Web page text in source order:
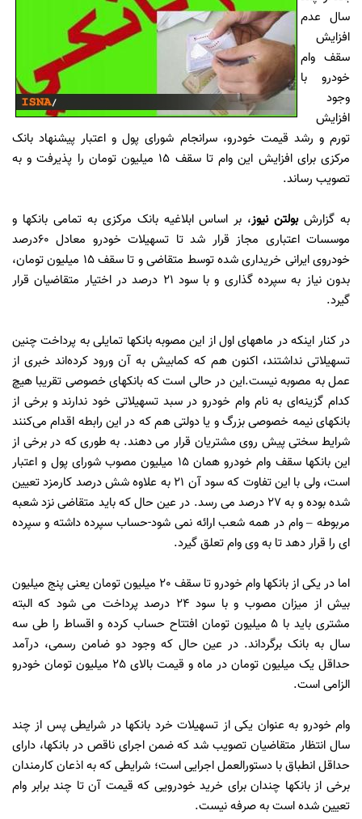
سال عدم
افزایش
سقف وام
خودرو با
وجود
افزایش
تورم و رشد قیمت خودرو، سرانجام شورای پول و اعتبار پیشنهاد بانک
مرکزی برای افزایش این وام تا سقف 15 میلیون تومان را پذیرفت و به
تصویب رساند.
به گزارشبولتن نیوز، بر اساس ابلاغیه بانک مرکزی به تمامی بانکها و
موسسات اعتباری مجاز قرار شد تا تسهیلات خودرو معادل 60درصد
خودروی ایرانی خریداری شده توسط متقاضی و تا سقف 15 میلیون تومان،
بدون نیاز به سپرده گذاری و با سود 21 درصد در اختیار متقاضیان قرار
گیرد.
در کنار اینکه در ماههای اول از این مصوبه بانکها تمایلی به پرداخت چنین
تسهیلاتی نداشتند، اکنون هم که کمابیش به آن ورود کرده‌اند خبری از
عمل به مصوبه نیست.این در حالی است که بانکهای خصوصی تقریبا هیچ
کدام گزینه‌ای به نام وام خودرو در سبد تسهیلاتی خود ندارند و برخی از
بانکهای نیمه خصوصی بزرگ و یا دولتی هم که در این رابطه اقدام می‌کنند
شرایط سختی پیش روی مشتریان قرار می دهند. به طوری که در برخی از
این بانکها سقف وام خودرو همان 15 میلیون مصوب شورای پول و اعتبار
است، ولی با این تفاوت که سود آن 21 به علاوه شش درصد کارمزد تعیین
شده بوده و به 27 درصد می رسد. در عین حال که باید متقاضی نزد شعبه
مربوطه – وام در همه شعب ارائه نمی شود-حساب سپرده داشته و سپرده
ای را قرار دهد تا به وی وام تعلق گیرد.
اما در یکی از بانکها وام خودرو تا سقف 20 میلیون تومان یعنی پنج میلیون
بیش از میزان مصوب و با سود 24 درصد پرداخت می شود که البته
مشتری باید با 5 میلیون تومان افتتاح حساب کرده و اقساط را طی سه
سال به بانک برگرداند. در عین حال که وجود دو ضامن رسمی، درآمد
حداقل یک میلیون تومان در ماه و قیمت بالای 25 میلیون تومان خودرو
الزامی است.
وام خودرو به عنوان یکی از تسهیلات خرد بانکها در شرایطی پس از چند
سال انتظار متقاضیان تصویب شد که ضمن اجرای ناقص در بانکها، دارای
حداقل انطباق با دستورالعمل اجرایی است؛ شرایطی که به اذعان کارمندان
برخی از بانکها چندان برای خرید خودرویی که قیمت آن تا چند برابر وام
تعیین شده است به صرفه نیست.